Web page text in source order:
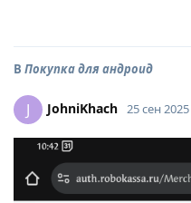
В Покупка для андроид
J JohniKhach 25 сен 2025